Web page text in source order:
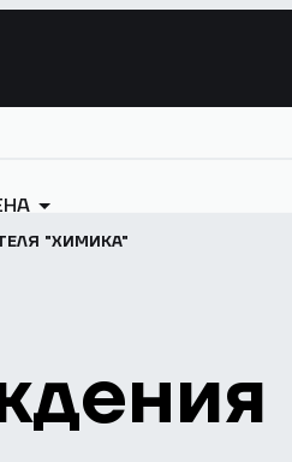
"ХИМИКА"